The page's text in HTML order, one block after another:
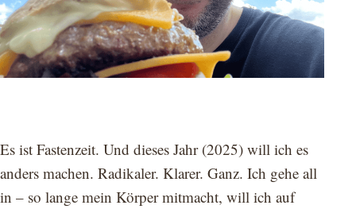
Es ist Fastenzeit. Und dieses Jahr (2025) will ich es
anders machen. Radikaler. Klarer. Ganz. Ich gehe all
in – so lange mein Körper mitmacht, will ich auf